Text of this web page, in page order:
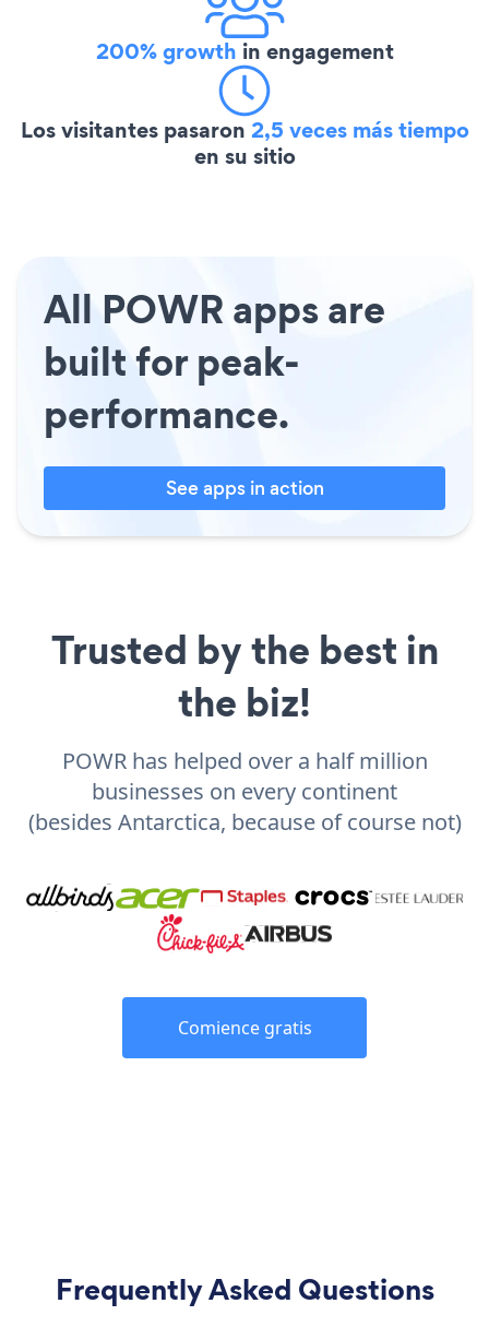
200% growth in engagement
Los visitantes pasaron 2,5 veces más tiempo
en su sitio
All POWR apps are
built for peak-
performance.
See apps in action
Trusted by the best in
the biz!
POWR has helped over a half million
businesses on every continent
(besides Antarctica, because of course not)
Comience gratis
Frequently Asked Questions